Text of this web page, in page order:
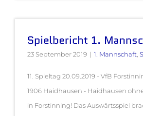
Spielbericht 1.
23 September 2019 | 1. Mannschaft,
11. Spieltag 20.09.2019 - VfB
1906 Haidhausen - Haidhausen
in Forstinning! Das Auswärtsspiel